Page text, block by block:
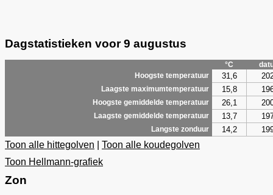
Dagstatistieken voor 9 augustus
°C
Hoogste temperatuur
31,6
Laagste maximumtemperatuur 15,8
Hoogste gemiddelde temperatuur 26,1
Laagste gemiddelde temperatuur 13,7
Langste zonduur 14,2
Toon alle hittegolven
Toon alle koudegolven
Toon Hellmann-grafiek
Zon